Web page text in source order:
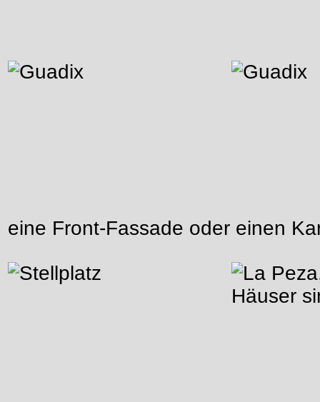
eine Front-Fassade oder einen